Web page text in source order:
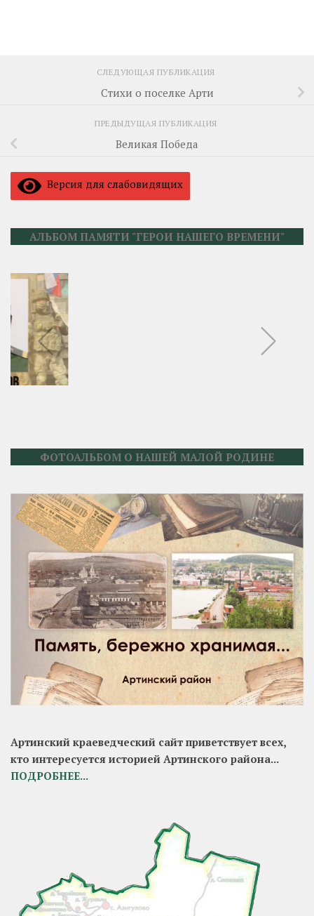
СЛЕДУЮЩАЯ ПУБЛИКАЦИЯ
Стихи о поселке Арти
ПРЕДЫДУЩАЯ ПУБЛИКАЦИЯ
Великая Победа
Версия для слабовидящих
АЛЬБОМ ПАМЯТИ "ГЕРОИ НАШЕГО ВРЕМЕНИ"
ФОТОАЛЬБОМ О НАШЕЙ МАЛОЙ РОДИНЕ
Артинский краеведческий сайт приветствует всех,
кто интересуется историей Артинского района...
ПОДРОБНЕЕ...